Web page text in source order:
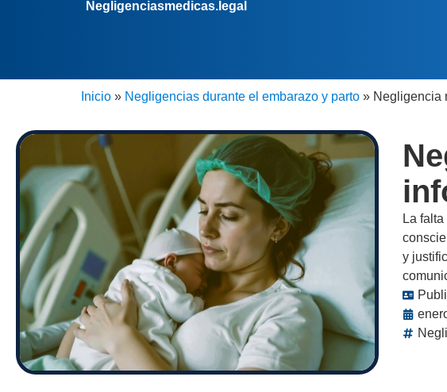
Negligenciasmedicas.legal
Inicio » Negligencias durante el embarazo y parto » Negligencia
La
y